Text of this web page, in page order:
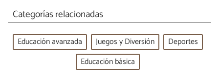
Categorías relacionadas
Educación avanzada Juegos y Diversión
Deportes
Educación básica